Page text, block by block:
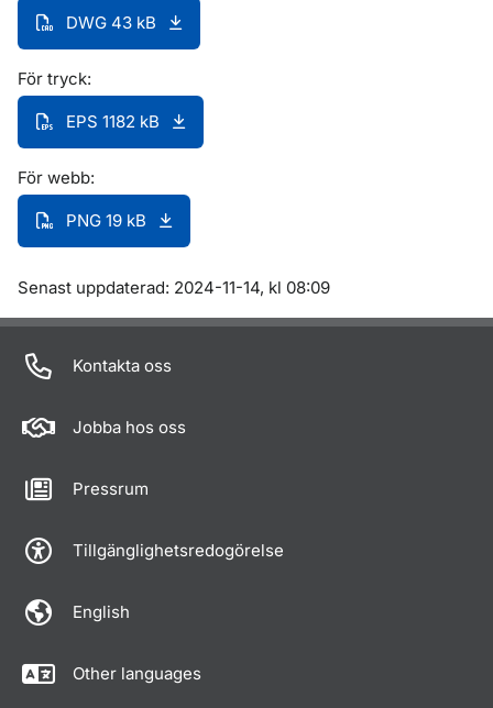
DWG 43 kB
För tryck:
EPS 1182 kB
För webb:
PNG 19 kB
Om sidan
Senast uppdaterad: 2024-11-14, kl 08:09
Kontakta oss
Jobba hos oss
Pressrum
Tillgänglighetsredogörelse
English
Other languages